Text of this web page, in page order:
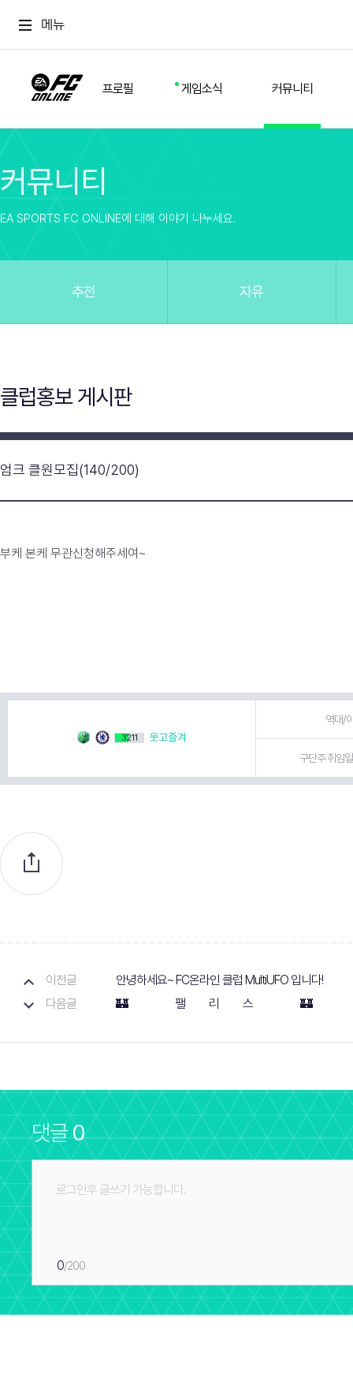
메뉴
프로필 게임소식 커뮤니티
스쿼드
커뮤니티
방명록
업데이트
유저 가이드
게임 플레이 버그 제보
커뮤니티
EA SPORTS FC ONLINE에 대해 이야기 나누세요.
추천 자유
클럽홍보 게시판
엄크 클원모집(140/200)
부케 본케 무관신청해주세여~
3211 웃고즐겨
역대/
구단주 취임
이전글
안녕하세요~ FC온라인 클럽 MultiUFO 입니다!
다음글
🏰 팰 리 스 🏰
댓글0
0/200